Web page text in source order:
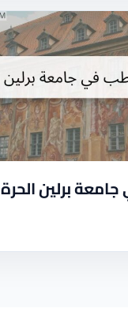
برلين الحرة